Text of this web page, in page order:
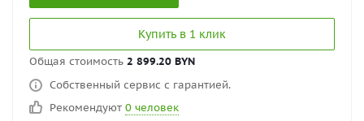
Купить в 1 клик
Общая стоимость 2 899.20 BYN
Собственный сервис с гарантией.
Рекомендуют 0 человек